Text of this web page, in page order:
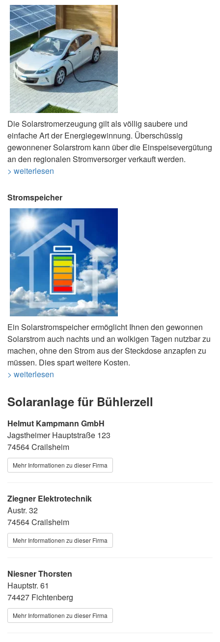
Die Solarstromerzeugung gilt als völlig saubere und
einfache Art der Energiegewinnung. Überschüssig
gewonnener Solarstrom kann über die Einspeisevergütung
an den regionalen Stromversorger verkauft werden.
> weiterlesen
Stromspeicher
Ein Solarstromspeicher ermöglicht Ihnen den gewonnen
Solarstrom auch nachts und an wolkigen Tagen nutzbar zu
machen, ohne den Strom aus der Steckdose anzapfen zu
müssen. Dies spart weitere Kosten.
> weiterlesen
Solaranlage für Bühlerzell
Helmut Kampmann GmbH
Jagstheimer Hauptstraße 123
74564 Crailsheim
Mehr Informationen zu dieser Firma
Ziegner Elektrotechnik
Austr. 32
74564 Crailsheim
Mehr Informationen zu dieser Firma
Niesner Thorsten
Hauptstr. 61
74427 Fichtenberg
Mehr Informationen zu dieser Firma